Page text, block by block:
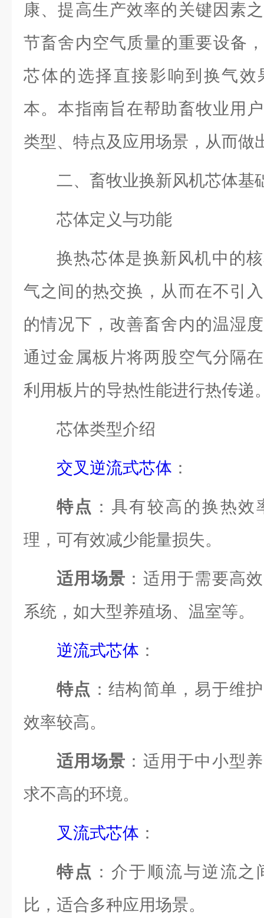
康、提高生产效率的关键因素
节畜舍内空气质量的重要设备
芯体的选择直接影响到换气效
本。本指南旨在帮助畜牧业用
类型、特点及应用场景，从而做
二、畜牧业换新风机芯体基
芯体定义与功能
换热芯体是换新风机中的
气之间的热交换，从而在不引
的情况下，改善畜舍内的温湿
通过金属板片将两股空气分隔
利用板片的导热性能进行热传递
芯体类型介绍
交叉逆流式芯体 ：
特点 ：具有较高的换热
理，可有效减少能量损失。
适用场景 ：适用于需要高
系统，如大型养殖场、温室等。
逆流式芯体 ：
特点 ：结构简单，易于维
效率较高。
适用场景 ：适用于中小型
求不高的环境。
叉流式芯体 ：
特点 ：介于顺流与逆流
比，适合多种应用场景。